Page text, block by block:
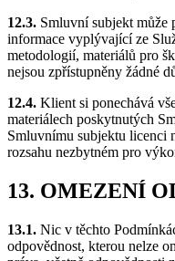
12.3. Smluvní subjekt může
informace vyplývající ze
metodologií, materiálů pro
nejsou zpřístupněny žádné
12.4. Klient si ponechává
materiálech poskytnutých
Smluvnímu subjektu licenci
rozsahu nezbytném pro
13. OMEZENÍ
13.1. Nic v těchto
odpovědnost, kterou nelze